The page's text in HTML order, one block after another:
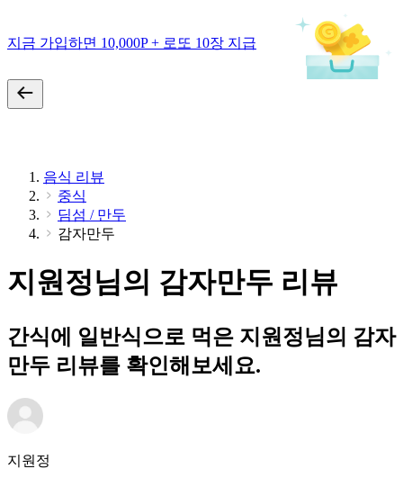
지금 가입하면 10,000P + 로또 10장 지급
음식 리뷰
중식
딤섬 / 만두
감자만두
지원정님의 감자만두 리뷰
간식에 일반식으로 먹은 지원정님의 감자
만두 리뷰를 확인해보세요.
지원정